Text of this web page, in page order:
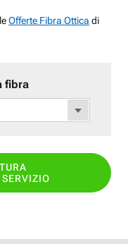
Offerte Fibra Ottica di
fibra